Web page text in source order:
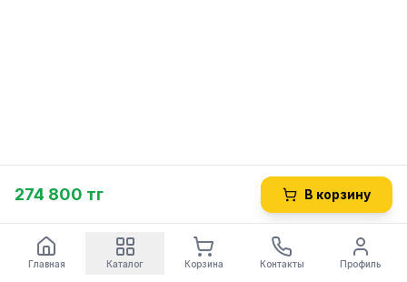
274 800 тг В корзину
Главная Каталог Корзина Контакты Профиль